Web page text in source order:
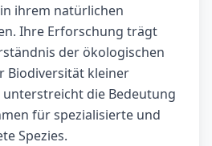
ihrem natürlichen
Ihre Erforschung trägt
der ökologischen
Biodiversität kleiner
die Bedeutung
für spezialisierte und
Spezies.